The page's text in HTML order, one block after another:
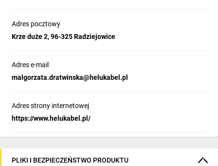
Adres pocztowy
Krze duże 2, 96-325 Radziejowice
Adres e-mail
malgorzata.dratwinska@helukabel.pl
Adres strony internetowej
https://www.helukabel.pl/
PLIKI I BEZPIECZEŃSTWO PRODUKTU